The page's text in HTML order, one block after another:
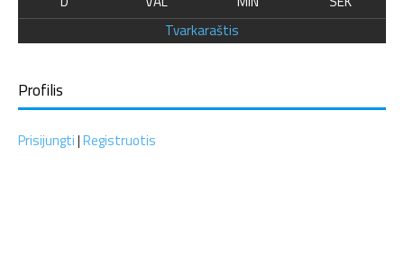
Tvarkaraštis
Profilis
Prisijungti|Registruotis